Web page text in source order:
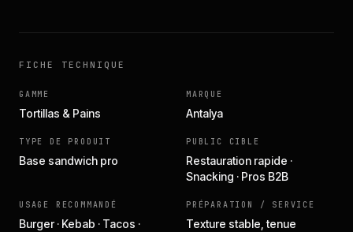
FICHE TECHNIQUE
GAMME
Tortillas & Pains
MARQUE
Antalya
TYPE DE PRODUIT
Base sandwich pro
PUBLIC CIBLE
Restauration rapide ·
Snacking · Pros B2B
USAGE RECOMMANDÉ
Burger · Kebab · Tacos ·
PRÉPARATION / SERVICE
Texture stable, tenue